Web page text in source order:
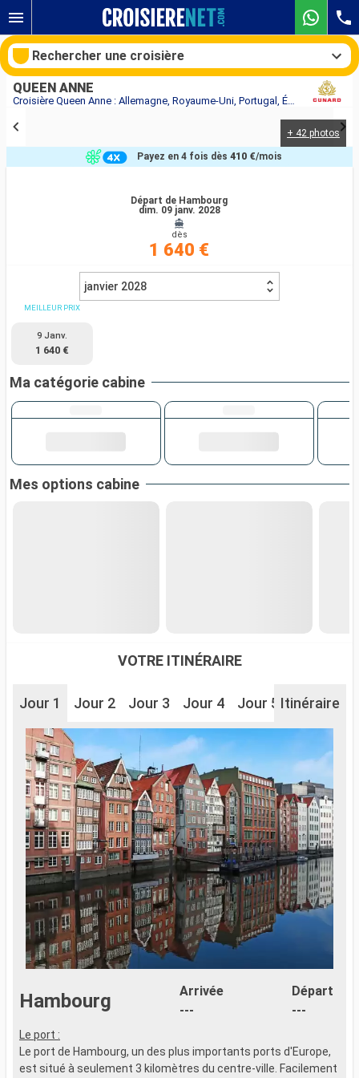
Croisière Queen Anne : Allemagne, Royaume-Uni, Portugal, États-Unis au départ de Hambourg
QUEEN ANNE
+ 42 photos
Départ de Hambourg
dim. 09 janv. 2028
dès
1 640 €
Payez en 4 fois dès 410 €/mois
janvier 2028
MEILLEUR PRIX
9 Janv.
1 640 €
Ma catégorie cabine
Mes options cabine
VOTRE ITINÉRAIRE
Jour 1 Jour 2 Jour 3 Jour 4 Jour 5 Jour 6
Itinéraire
Hambourg
Arrivée
---
Départ
---
Le port :
Le port de Hambourg, un des plus importants ports d'Europe,
est situé à seulement 3 kilomètres du centre-ville. Facilement
Rechercher une croisière
Nos destinations
Compagnies
Rechercher